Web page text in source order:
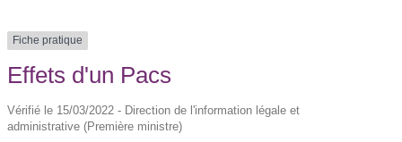
Fiche pratique
Effets d'un Pacs
Vérifié le 15/03/2022 - Direction de l'information légale et
administrative (Première ministre)